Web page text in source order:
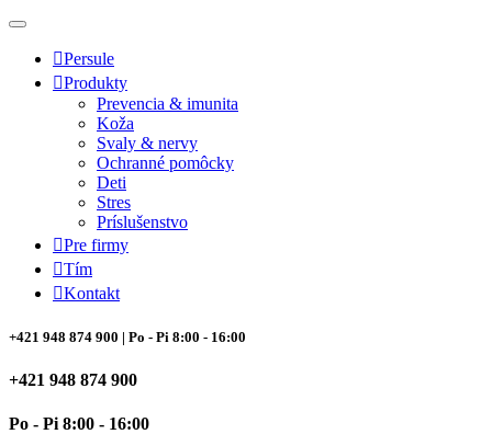
Preskočiť
obsah
Persule
Produkty
Prevencia & imunita
Koža
Svaly & nervy
Ochranné pomôcky
Deti
Stres
Príslušenstvo
Pre firmy
Tím
Kontakt
+421 948 874 900 | Po - Pi 8:00 - 16:00
+421 948 874 900
Po - Pi 8:00 - 16:00